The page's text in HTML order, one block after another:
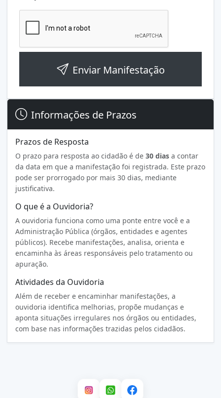
Enviar Manifestação
Informações de Prazos
Prazos de Resposta
O prazo para resposta ao cidadão é de 30 dias a contar
da data em que a manifestação foi registrada. Este prazo
pode ser prorrogado por mais 30 dias, mediante
justificativa.
O que é a Ouvidoria?
A ouvidoria funciona como uma ponte entre você e a
Administração Pública (órgãos, entidades e agentes
públicos). Recebe manifestações, analisa, orienta e
encaminha às áreas responsáveis pelo tratamento ou
apuração.
Atividades da Ouvidoria
Além de receber e encaminhar manifestações, a
ouvidoria identifica melhorias, propõe mudanças e
aponta situações irregulares nos órgãos ou entidades,
com base nas informações trazidas pelos cidadãos.